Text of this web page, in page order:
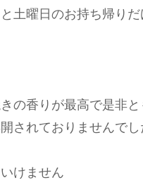
土曜日のお持ち帰り
の香りが最高で是非
されておりませんでし
けません